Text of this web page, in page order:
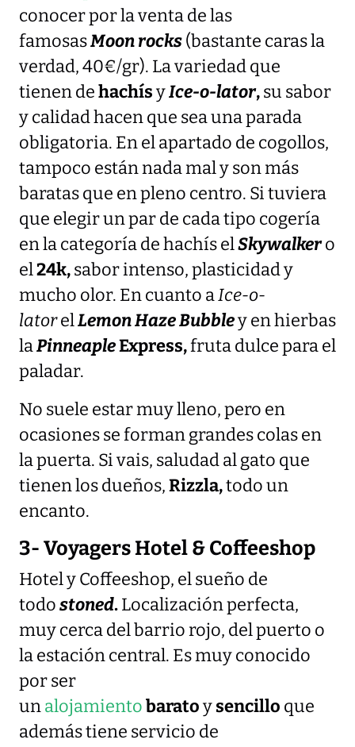
conocer por la venta de las
famosasMoon rocks(bastante caras la
verdad, 40€/gr). La variedad que
tienen dehachísyIce-o-lator,su sabor
y calidad hacen que sea una parada
obligatoria. En el apartado de cogollos,
tampoco están nada mal y son más
baratas que en pleno centro. Si tuviera
que elegir un par de cada tipo cogería
en la categoría de hachís elSkywalkero
el24k,sabor intenso, plasticidad y
mucho olor. En cuanto aIce-o-
latorelLemon Haze Bubbley en hierbas
laPinneapleExpress,fruta dulce para el
paladar.
No suele estar muy lleno, pero en
ocasiones se forman grandes colas en
la puerta. Si vais, saludad al gato que
tienen los dueños,Rizzla,todo un
encanto.
3- Voyagers Hotel & Coffeeshop
Hotel y Coffeeshop, el sueño de
todostoned.Localización perfecta,
muy cerca del barrio rojo, del puerto o
la estación central. Es muy conocido
por ser
unalojamientobaratoysencillo que
además tiene servicio de